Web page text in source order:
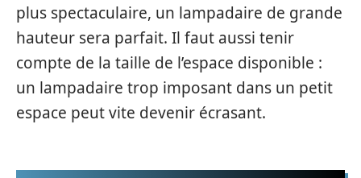
plus spectaculaire, un lampadaire de grande
hauteur sera parfait. Il faut aussi tenir
compte de la taille de l’espace disponible :
un lampadaire trop imposant dans un petit
espace peut vite devenir écrasant.